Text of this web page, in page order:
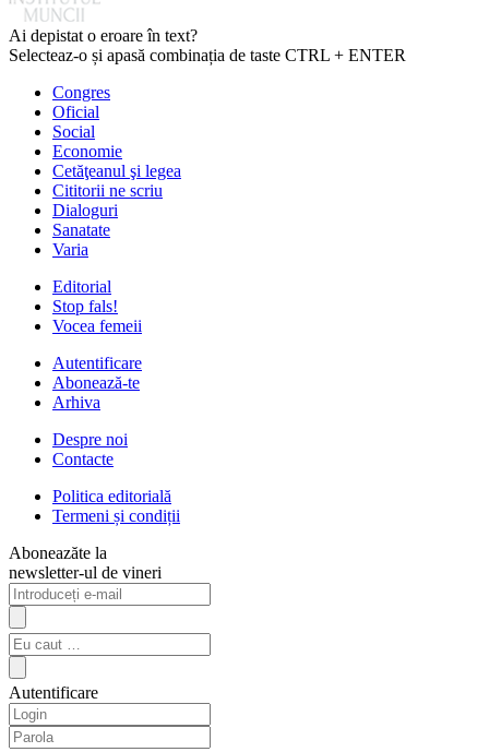
Ai depistat o eroare în text?
Selecteaz-o și apasă combinația de taste CTRL + ENTER
Congres
Oficial
Social
Economie
Cetăţeanul şi legea
Cititorii ne scriu
Dialoguri
Sanatate
Varia
Editorial
Stop fals!
Vocea femeii
Autentificare
Abonează-te
Arhiva
Despre noi
Contacte
Politica editorială
Termeni și condiții
Aboneazăte la
newsletter-ul de vineri
Autentificare